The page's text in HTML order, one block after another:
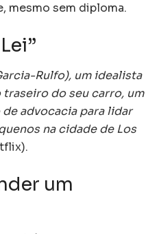
mesmo sem diploma.
Rulfo), um idealista
do seu carro, um
advocacia para lidar
na cidade de Los
um